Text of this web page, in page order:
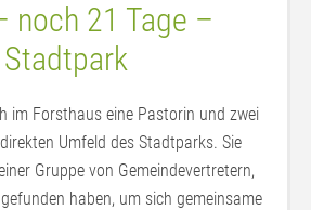
noch 21 Tage –
im Forsthaus eine Pastorin und zwei
Umfeld des Stadtparks. Sie
Gruppe von Gemeindevertretern,
haben, um sich gemeinsame